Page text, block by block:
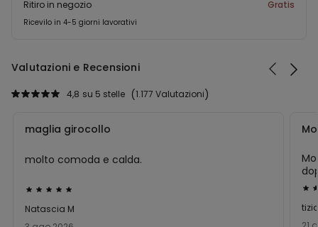
Ritiro in negozio Gratis
Ricevilo in 4-5 giorni lavorativi
Valutazioni e Recensioni
1.177 Valutazioni
4,8 su 5 stelle
Valutato
5
su
Natascia M
maglia girocollo
molto comoda e calda.
5
su